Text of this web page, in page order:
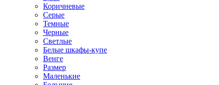
Коричневые
Серые
Темные
Черные
Светлые
Белые шкафы-купе
Венге
Размер
Маленькие